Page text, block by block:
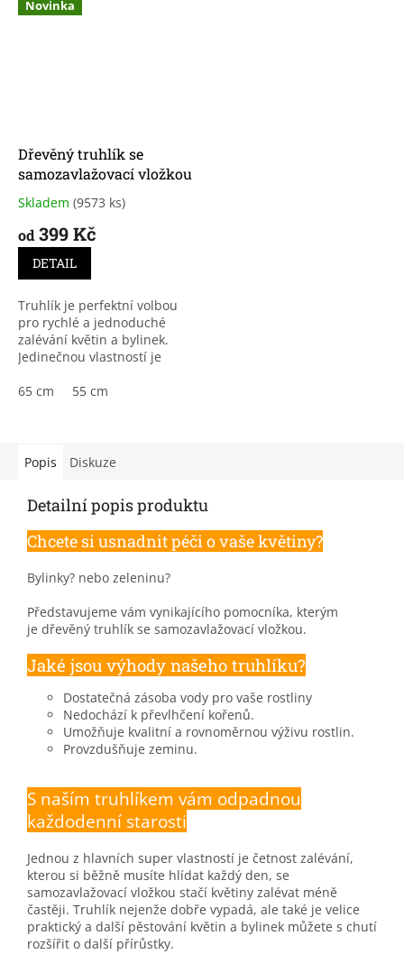
Novinka
Dřevěný truhlík se
samozavlažovací vložkou
Průměrné
produktu
3,8
5
hvězdiček.
Skladem (9573 ks)
od 399 Kč
DETAIL
Truhlík je perfektní volbou
pro rychlé a jednoduché
zalévání květin a bylinek.
Jedinečnou vlastností je
běžně musíte hlídat každý
65 cm 55 cm
Popis Diskuze
Detailní popis produktu
Chcete si usnadnit péči o vaše květiny?
Bylinky? nebo zeleninu?
Představujeme vám vynikajícího pomocníka, kterým
je dřevěný truhlík se samozavlažovací vložkou.
Jaké jsou výhody našeho truhlíku?
Dostatečná zásoba vody pro vaše rostliny
Nedochází k převlhčení kořenů.
Umožňuje kvalitní a rovnoměrnou výživu rostlin.
Provzdušňuje zeminu.
S naším truhlíkem vám odpadnou
každodenní starosti
Jednou z hlavních super vlastností je četnost zalévání,
kterou si běžně musíte hlídat každý den, se
samozavlažovací vložkou stačí květiny zalévat méně
častěji. Truhlík nejenže dobře vypadá, ale také je velice
praktický a další pěstování květin a bylinek můžete s chutí
rozšířit o další přírůstky.